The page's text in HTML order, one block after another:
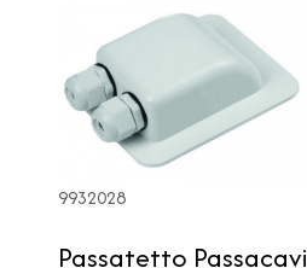
9932028
Passatetto Passacavi